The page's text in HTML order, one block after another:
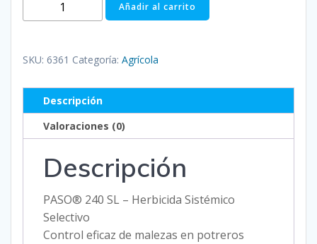
LITRO
240
cantidad
Añadir al carrito
SKU: 6361 Categoría: Agrícola
Descripción
Valoraciones (0)
Descripción
PASO® 240 SL – Herbicida Sistémico
Selectivo
Control eficaz de malezas en potreros